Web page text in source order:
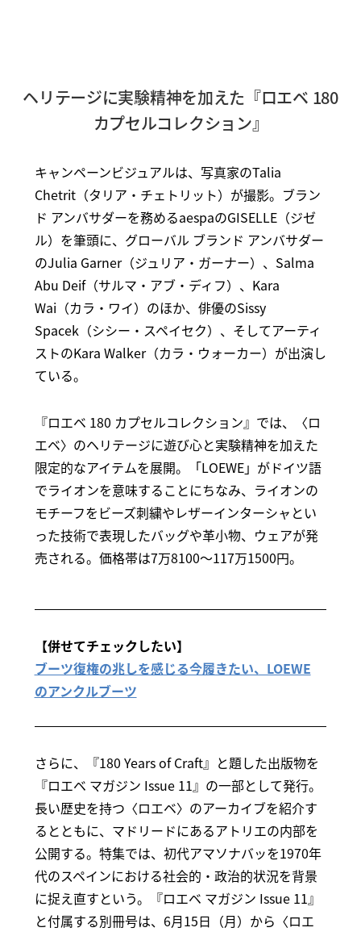
ヘリテージに実験精神を加えた『ロエベ 180
カプセルコレクション』
キャンペーンビジュアルは、写真家のTalia
Chetrit（タリア・チェトリット）が撮影。ブラン
ド アンバサダーを務めるaespaのGISELLE（ジゼ
ル）を筆頭に、グローバル ブランド アンバサダー
のJulia Garner（ジュリア・ガーナー）、Salma
Abu Deif（サルマ・アブ・ディフ）、Kara
Wai（カラ・ワイ）のほか、俳優のSissy
Spacek（シシー・スペイセク）、そしてアーティ
ストのKara Walker（カラ・ウォーカー）が出演し
ている。
『ロエベ 180 カプセルコレクション』では、〈ロ
エベ〉のヘリテージに遊び心と実験精神を加えた
限定的なアイテムを展開。「LOEWE」がドイツ語
でライオンを意味することにちなみ、ライオンの
モチーフをビーズ刺繍やレザーインターシャとい
った技術で表現したバッグや革小物、ウェアが発
売される。価格帯は7万8100～117万1500円。
【併せてチェックしたい】
ブーツ復権の兆しを感じる今履きたい、LOEWE
のアンクルブーツ
さらに、『180 Years of Craft』と題した出版物を
『ロエベ マガジン Issue 11』の一部として発行。
長い歴史を持つ〈ロエベ〉のアーカイブを紹介す
るとともに、マドリードにあるアトリエの内部を
公開する。特集では、初代アマソナバッを1970年
代のスペインにおける社会的・政治的状況を背景
に捉え直すという。『ロエベ マガジン Issue 11』
と付属する別冊号は、6月15日（月）から〈ロエ